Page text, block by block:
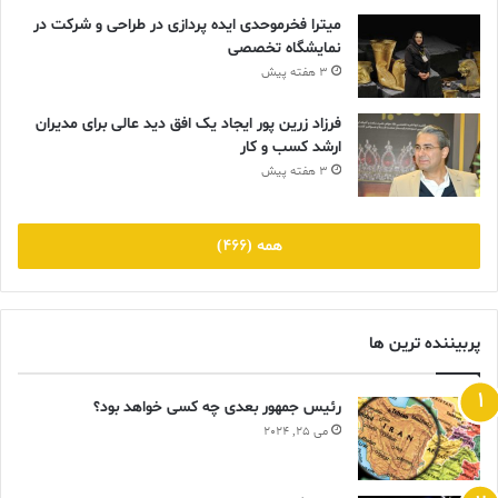
میترا فخرموحدی ایده پردازی در طراحی و شرکت در
نمایشگاه تخصصی
3 هفته پیش
فرزاد زرین پور ایجاد یک افق دید عالی برای مدیران
ارشد کسب و کار
3 هفته پیش
همه (466)
پربیننده ترین ها
رئیس جمهور بعدی چه کسی خواهد بود؟
می 25, 2024